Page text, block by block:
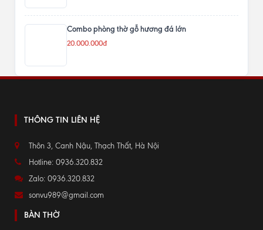
Combo phòng thờ gỗ hương đá lớn
20.000.000đ
THÔNG TIN LIÊN HỆ
Thôn 3, Canh Nậu, Thạch Thất, Hà Nội
Hotline: 0936.320.832
Zalo: 0936.320.832
sonvu989@gmail.com
BÀN THỜ